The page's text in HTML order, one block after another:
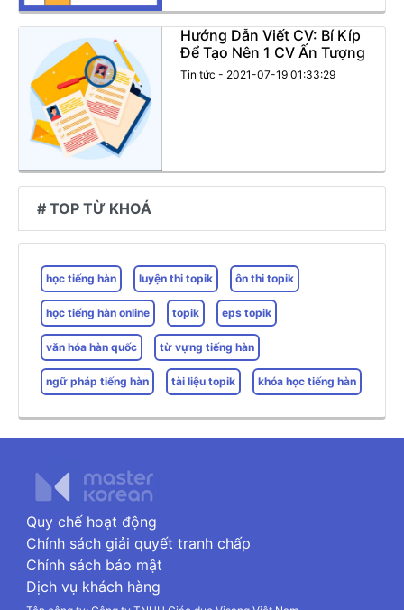
Hướng Dẫn Viết CV: Bí Kíp
Để Tạo Nên 1 CV Ấn Tượng
Tin tức - 2021-07-19 01:33:29
# TOP TỪ KHOÁ
học tiếng hàn luyện thi topik ôn thi topik
học tiếng hàn online topik eps topik
văn hóa hàn quốc từ vựng tiếng hàn
ngữ pháp tiếng hàn tài liệu topik khóa học tiếng hàn
Quy chế hoạt động
Chính sách giải quyết tranh chấp
Chính sách bảo mật
Dịch vụ khách hàng